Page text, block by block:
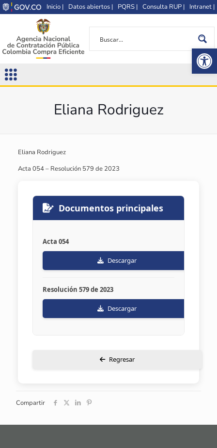
Inicio | Datos abiertos | PQRS | Consulta RUP | Intranet |
Eliana Rodriguez
Eliana Rodriguez
Acta 054 – Resolución 579 de 2023
Documentos principales
Acta 054
Descargar
Resolución 579 de 2023
Descargar
Regresar
Compartir